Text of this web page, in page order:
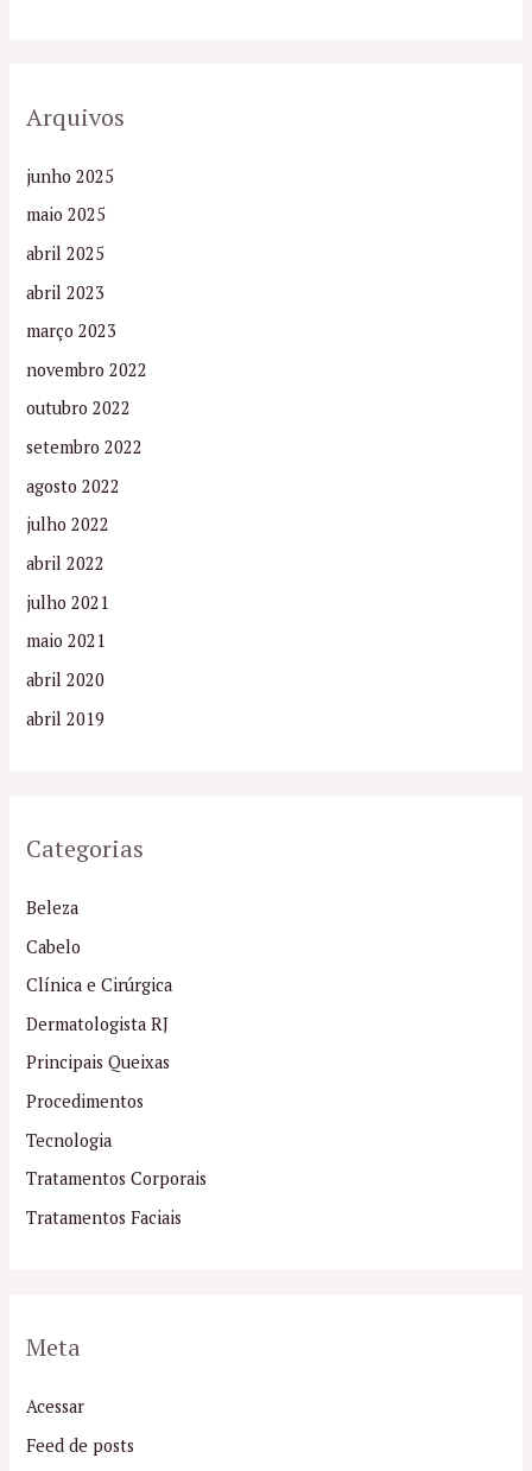
Arquivos
junho 2025
maio 2025
abril 2025
abril 2023
março 2023
novembro 2022
outubro 2022
setembro 2022
agosto 2022
julho 2022
abril 2022
julho 2021
maio 2021
abril 2020
abril 2019
Categorias
Beleza
Cabelo
Clínica e Cirúrgica
Dermatologista RJ
Principais Queixas
Procedimentos
Tecnologia
Tratamentos Corporais
Tratamentos Faciais
Meta
Acessar
Feed de posts